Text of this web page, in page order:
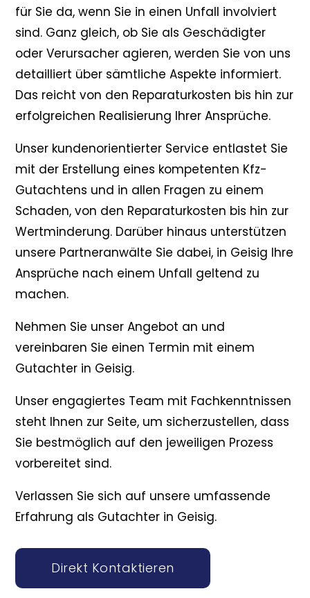
für Sie da, wenn Sie in einen Unfall involviert
sind. Ganz gleich, ob Sie als Geschädigter
oder Verursacher agieren, werden Sie von uns
detailliert über sämtliche Aspekte informiert.
Das reicht von den Reparaturkosten bis hin zur
erfolgreichen Realisierung Ihrer Ansprüche.
Unser kundenorientierter Service entlastet Sie
mit der Erstellung eines kompetenten Kfz-
Gutachtens und in allen Fragen zu einem
Schaden, von den Reparaturkosten bis hin zur
Wertminderung. Darüber hinaus unterstützen
unsere Partneranwälte Sie dabei, in Geisig Ihre
Ansprüche nach einem Unfall geltend zu
machen.
Nehmen Sie unser Angebot an und
vereinbaren Sie einen Termin mit einem
Gutachter in Geisig.
Unser engagiertes Team mit Fachkenntnissen
steht Ihnen zur Seite, um sicherzustellen, dass
Sie bestmöglich auf den jeweiligen Prozess
vorbereitet sind.
Verlassen Sie sich auf unsere umfassende
Erfahrung als Gutachter in Geisig.
Direkt Kontaktieren